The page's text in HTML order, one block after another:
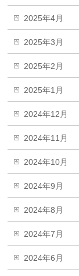
2025年4月
2025年3月
2025年2月
2025年1月
2024年12月
2024年11月
2024年10月
2024年9月
2024年8月
2024年7月
2024年6月